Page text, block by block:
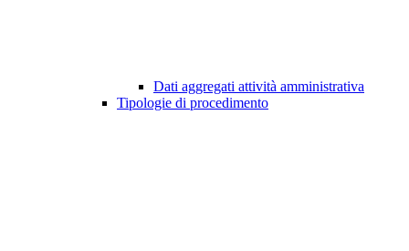
Dati aggregati attività amministrativa
Tipologie di procedimento